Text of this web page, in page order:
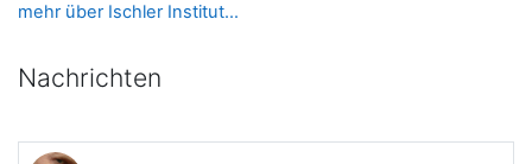
mehr über Ischler Institut...
Nachrichten